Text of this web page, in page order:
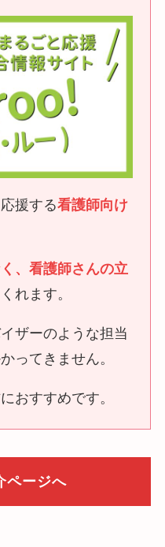
援する看護師向け
、看護師さんの立
れます。
ザーのような担当
ってきません。
おすすめです。
ページへ